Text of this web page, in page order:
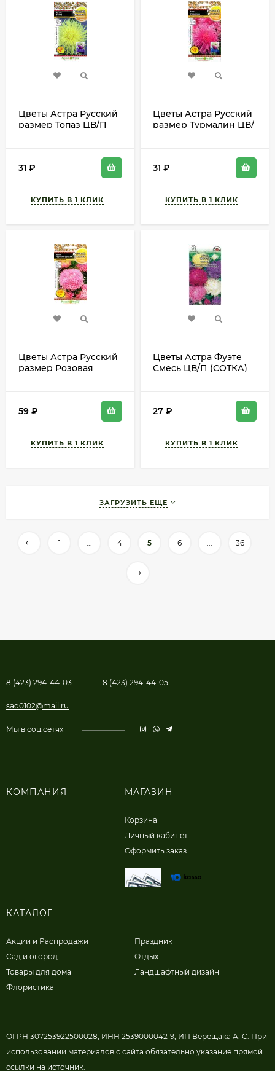
Цветы Астра Русский
размер Топаз ЦВ/П
31 ₽
Цветы Астра Русский
размер Турмалин ЦВ/
31 ₽
Цветы Астра Русский
размер Розовая
0,2гр однолетник до
80см
59 ₽
Цветы Астра Фуэте
Смесь ЦВ/П (СОТКА)
27 ₽
ЗАГРУЗИТЬ ЕЩЕ
1 ... 4 5 6 ... 36
8 (423) 294-44-03 8 (423) 294-44-05
sad0102@mail.ru
Мы в соц.сетях
КОМПАНИЯ МАГАЗИН
Корзина
Личный кабинет
Оформить заказ
КАТАЛОГ
Акции и Распродажи
Сад и огород
Товары для дома
Флористика
Праздник
Отдых
Ландшафтный дизайн
ОГРН 307253922500028, ИНН 253900004219, ИП Верещака А. С. При
использовании материалов с сайта обязательно указание прямой
ссылки на источник.